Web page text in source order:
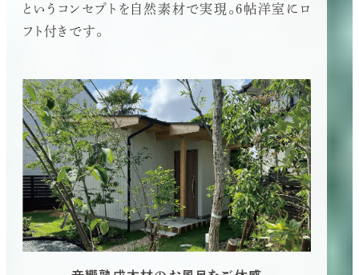
というコンセプトを自然素材で実現。6帖洋室にロ
フト付きです。